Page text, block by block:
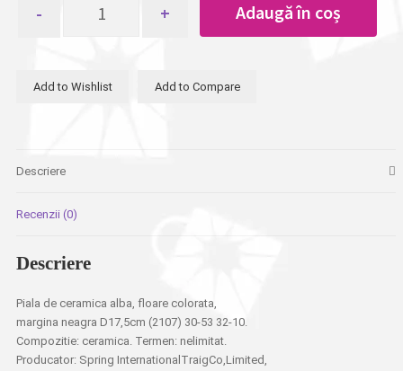
Piala
floare
neagra
D17,5cm
Adaugă în coș
Add to Wishlist Add to Compare
Descriere
Recenzii (0)
Descriere
Piala de ceramica alba, floare colorata,
margina neagra D17,5cm (2107) 30-53 32-10.
Compozitie: ceramica. Termen: nelimitat.
Producator: Spring InternationalTraigCo,Limited,